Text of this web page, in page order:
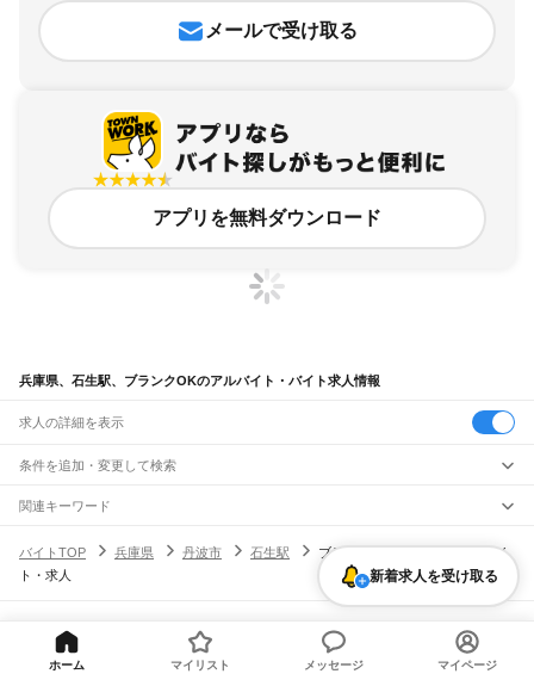
メールで受け取る
アプリを無料ダウンロード
兵庫県、石生駅、ブランクOKのアルバイト・バイト求人情報
求人の詳細を表示
条件を追加・変更して検索
市区町村を追加・変更
兵庫県すべて
神戸市
中央区
西脇市
高砂市 三田市加西市
養父市
丹波市
朝来市淡路市 加東市たつの市 多可郡加古郡
駅を追加・変更
甲南山手駅摂津本山駅住吉駅
六甲道駅
三ノ宮駅
JR神戸線(神戸～姫路)
職種を追加・変更
飲食・フードサービス
すべて
ホールスタッフ
キッチンスタッフ 精肉・鮮魚加工
給食調理
パン屋（ベーカリー）
フードカウンター販売員 バー（BAR）・バーテンダー
特徴を追加・変更
人気
雇用形態を追加・変更
関連キーワード
バイトTOP
兵庫県 丹波市 石生駅
ブランクOKのアルバイト・バイ
ト・求人
新着求人を受け取る
ヘルプ・お問い合わせ サイトマップ
利用規約・プライバシーポリシー
[企業]求人広告の掲載相談
ホーム マイリスト メッセージ マイページ